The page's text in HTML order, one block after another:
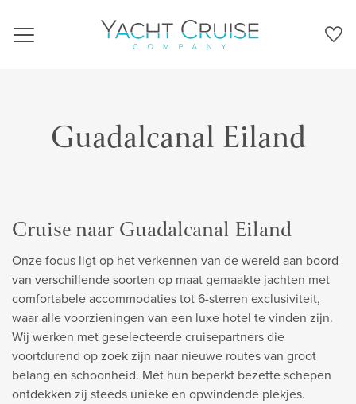
Navigation
Guadalcanal Eiland
Cruise naar Guadalcanal Eiland
Onze focus ligt op het verkennen van de wereld aan boord
van verschillende soorten op maat gemaakte jachten met
comfortabele accommodaties tot 6-sterren exclusiviteit,
waar alle voorzieningen van een luxe hotel te vinden zijn.
Wij werken met geselecteerde cruisepartners die
voortdurend op zoek zijn naar nieuwe routes van groot
belang en schoonheid. Met hun beperkt bezette schepen
ontdekken zij steeds unieke en opwindende plekjes.